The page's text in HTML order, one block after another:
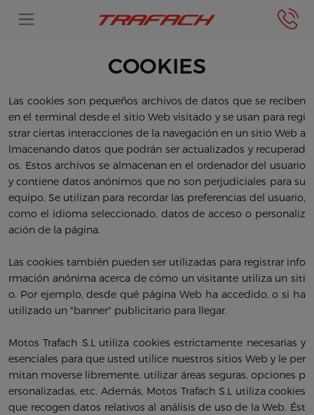
COOKIES
Las cookies son pequeños archivos de datos que se reciben
en el terminal desde el sitio Web visitado y se usan para regi
strar ciertas interacciones de la navegación en un sitio Web a
lmacenando datos que podrán ser actualizados y recuperad
os. Estos archivos se almacenan en el ordenador del usuario
y contiene datos anónimos que no son perjudiciales para su
equipo. Se utilizan para recordar las preferencias del usuario,
como el idioma seleccionado, datos de acceso o personaliz
ación de la página.
Las cookies también pueden ser utilizadas para registrar info
rmación anónima acerca de cómo un visitante utiliza un siti
o. Por ejemplo, desde qué página Web ha accedido, o si ha
utilizado un "banner" publicitario para llegar.
Motos Trafach S.L utiliza cookies estrictamente necesarias y
esenciales para que usted utilice nuestros sitios Web y le per
mitan moverse libremente, utilizar áreas seguras, opciones p
ersonalizadas, etc. Además, Motos Trafach S.L utiliza cookies
que recogen datos relativos al análisis de uso de la Web. Ést